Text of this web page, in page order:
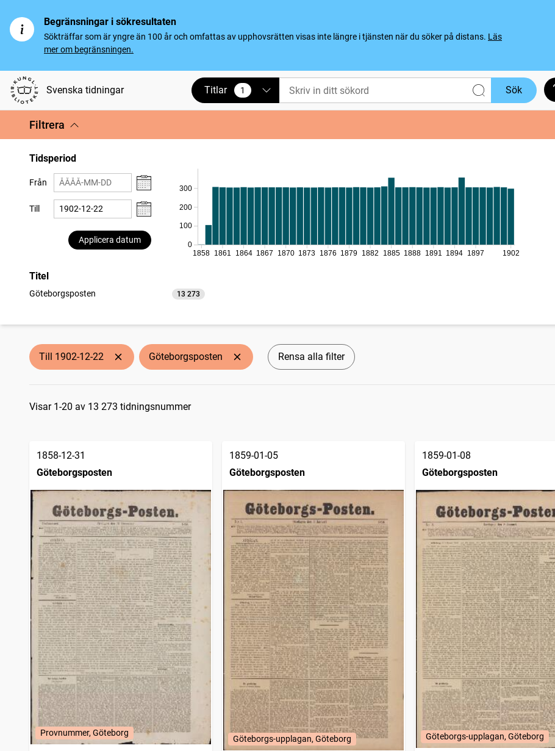
Begränsningar i sökresultaten
Sökträffar som är yngre än 100 år och omfattas av upphovsrätten visas inte längre i tjänsten när du söker på distans. Läs
mer om begränsningen.
Svenska tidningar Titlar 1
vald Sök
Filtrera
Tidsperiod
Från
Till
Applicera datum
0
100
200
300
1858 1861 1864 1867 1870 1873 1876 1879 1882 1885 1888 1891 1894 1897 1902
Titel
Göteborgsposten 13 273
träffar
Till 1902-12-22 Göteborgsposten Rensa alla filter
Sökresultat
Visar 1-20 av 13 273 tidningsnummer
1858-12-31
Göteborgsposten
Provnummer, Göteborg
1859-01-05
Göteborgsposten
Göteborgs-upplagan, Göteborg
1859-01-08
Göteborgsposten
Göteborgs-upplagan, Göteborg